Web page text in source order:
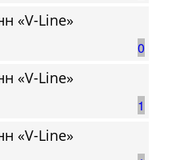
0
«V-Line»
1
«V-Line»
«V-Line»